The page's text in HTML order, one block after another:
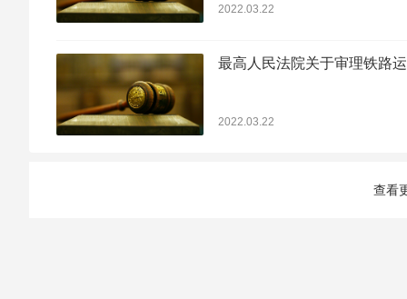
2022.03.22
最高人民法院关于审理铁路
2022.03.22
查看